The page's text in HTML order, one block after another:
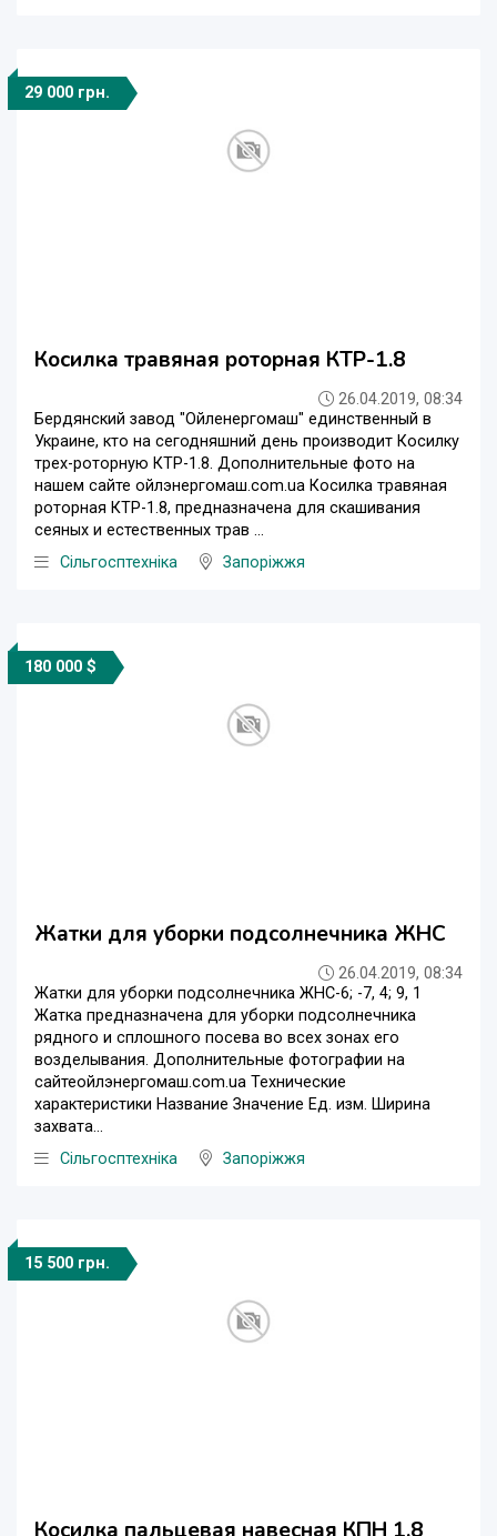
29 000 грн.
Косилка травяная роторная КТР-1.8
26.04.2019, 08:34
Бердянский завод "Ойленергомаш" единственный в
Украине, кто на сегодняшний день производит Косилку
трех-роторную КТР-1.8. Дополнительные фото на
нашем сайте ойлэнергомаш.com.ua Косилка травяная
роторная КТР-1.8, предназначена для скашивания
сеяных и естественных трав ...
Сільгосптехніка
Запоріжжя
180 000 $
Жатки для уборки подсолнечника ЖНС
26.04.2019, 08:34
Жатки для уборки подсолнечника ЖНС-6; -7, 4; 9, 1
Жатка предназначена для уборки подсолнечника
рядного и сплошного посева во всех зонах его
возделывания. Дополнительные фотографии на
сайтеойлэнергомаш.com.ua Технические
характеристики Название Значение Ед. изм. Ширина
захвата...
Сільгосптехніка
Запоріжжя
15 500 грн.